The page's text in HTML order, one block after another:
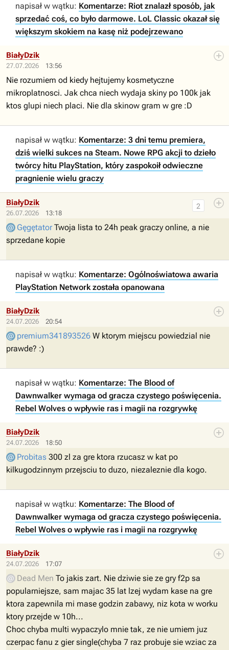
napisał w wątku: Komentarze: Riot znalazł sposób, jak
sprzedać coś, co było darmowe. LoL Classic okazał się
większym skokiem na kasę niż podejrzewano
27.07.2026 13:56
BiałyDzik
Nie rozumiem od kiedy hejtujemy kosmetyczne
mikroplatnosci. Jak chca niech wydaja skiny po 100k jak
ktos glupi niech placi. Nie dla skinow gram w gre :D
napisał w wątku: Komentarze: 3 dni temu premiera,
dziś wielki sukces na Steam. Nowe RPG akcji to dzieło
twórcy hitu PlayStation, który zaspokoił odwieczne
pragnienie wielu graczy
26.07.2026 13:18
2
BiałyDzik
GęgętatorTwoja lista to 24h peak graczy online, a nie
sprzedane kopie
napisał w wątku: Komentarze: Ogólnoświatowa awaria
PlayStation Network została opanowana
24.07.2026 20:54
BiałyDzik
premium341893526 W ktorym miejscu powiedzial nie
prawde? :)
napisał w wątku: Komentarze: The Blood of
Dawnwalker wymaga od gracza czystego poświęcenia.
Rebel Wolves o wpływie ras i magii na rozgrywkę
24.07.2026 18:50
BiałyDzik
Probitas 300 zl za gre ktora rzucasz w kat po
kilkugodzinnym przejsciu to duzo, niezaleznie dla kogo.
napisał w wątku: Komentarze: The Blood of
Dawnwalker wymaga od gracza czystego poświęcenia.
Rebel Wolves o wpływie ras i magii na rozgrywkę
24.07.2026 17:07
BiałyDzik
Dead Men To jakis zart. Nie dziwie sie ze gry f2p sa
popularniejsze, sam majac 35 lat lzej wydam kase na gre
ktora zapewnila mi mase godzin zabawy, niz kota w worku
ktory przejde w 10h...
Choc chyba multi wypaczylo mnie tak, ze nie umiem juz
czerpac fanu z gier single(chyba 7 raz probuje sie wziac za